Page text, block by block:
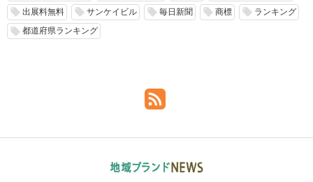
local_offer 出展料無料 local_offer サンケイビル local_offer 毎日新聞 local_offer 商標 local_offer ランキング
local_offer 都道府県ランキング